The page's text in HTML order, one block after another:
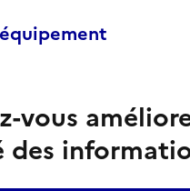
vous
des